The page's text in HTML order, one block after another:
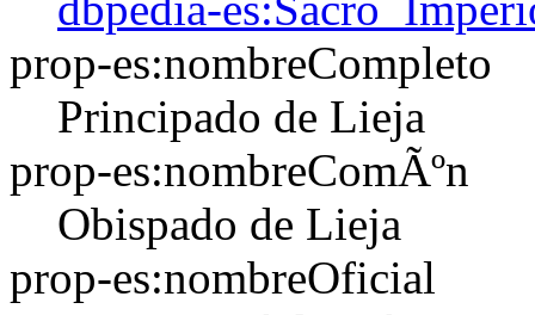
prop-es:nombreCompleto
Principado de Lieja
prop-es:nombreComÃºn
Obispado de Lieja
prop-es:nombreOficial